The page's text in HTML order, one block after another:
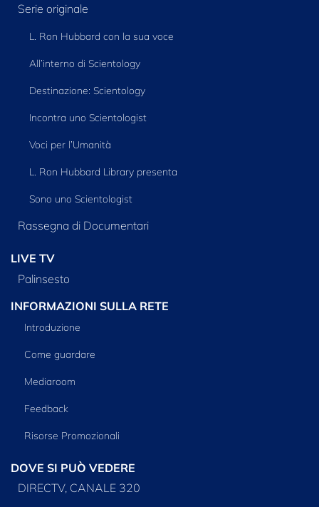
Serie originale
L. Ron Hubbard con la sua voce
All’interno di Scientology
Destinazione: Scientology
Incontra uno Scientologist
Voci per l’Umanità
L. Ron Hubbard Library presenta
Sono uno Scientologist
Rassegna di Documentari
LIVE TV
Palinsesto
INFORMAZIONI SULLA RETE
Introduzione
Come guardare
Mediaroom
Feedback
Risorse Promozionali
DOVE SI PUÒ VEDERE
DIRECTV, CANALE 320